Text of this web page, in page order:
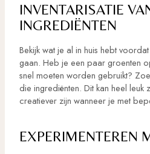
INVENTARISATIE
INGREDIËNTEN
Bekijk wat je al in huis hebt
gaan. Heb je een paar groenten
snel moeten worden gebruikt?
die ingrediënten. Dit kan heel leuk
creatiever zijn wanneer je met
EXPERIMENTEREN